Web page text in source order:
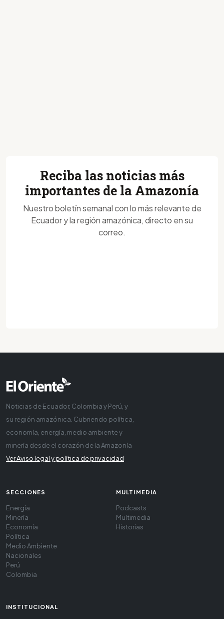
Reciba las noticias más
importantes de la Amazonía
Nuestro boletín semanal con lo más relevante de
Ecuador y la región amazónica, directo en su
correo.
Noticias de Ecuador, Colombia y Perú, y
su región amazónica. Cubriendo política,
economía, energía, medio ambiente y
minería desde el corazón de la Amazonía
Ver Aviso legal y política de privacidad
SECCIONES
Energía
Minería
Economía
Política
Medio Ambiente
Nacionales
Perú
Colombia
MULTIMEDIA
Podcasts
Multimedia
Historias
INSTITUCIONAL